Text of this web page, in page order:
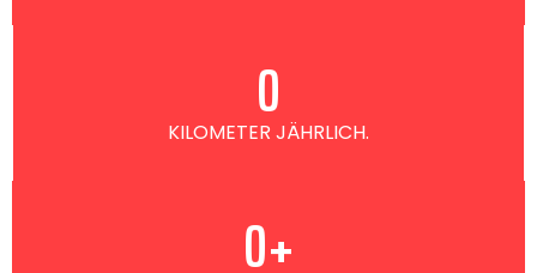
KILOMETER JÄHRLICH.
0
0+